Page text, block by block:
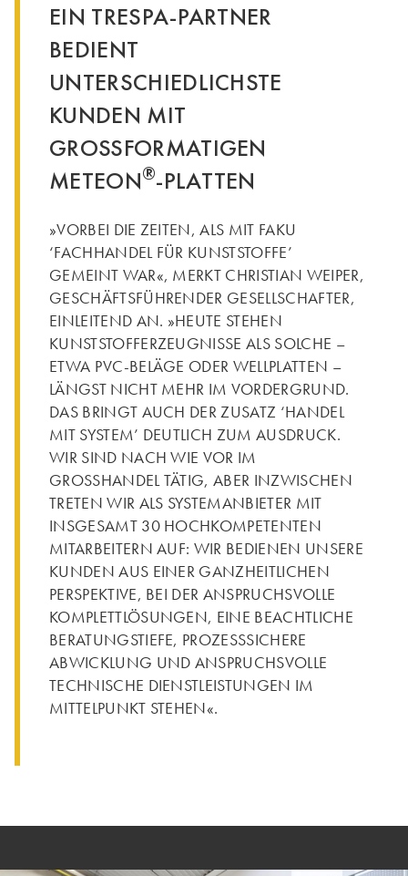
EIN TRESPA-PARTNER
BEDIENT
UNTERSCHIEDLICHSTE
KUNDEN MIT
GROSSFORMATIGEN
METEON®-PLATTEN
»VORBEI DIE ZEITEN, ALS MIT FAKU
‘FACHHANDEL FÜR KUNSTSTOFFE’
GEMEINT WAR«, MERKT CHRISTIAN WEIPER,
GESCHÄFTSFÜHRENDER GESELLSCHAFTER,
EINLEITEND AN. »HEUTE STEHEN
KUNSTSTOFFERZEUGNISSE ALS SOLCHE –
ETWA PVC-BELÄGE ODER WELLPLATTEN –
LÄNGST NICHT MEHR IM VORDERGRUND.
DAS BRINGT AUCH DER ZUSATZ ‘HANDEL
MIT SYSTEM’ DEUTLICH ZUM AUSDRUCK.
WIR SIND NACH WIE VOR IM
GROSSHANDEL TÄTIG, ABER INZWISCHEN
TRETEN WIR ALS SYSTEMANBIETER MIT
INSGESAMT 30 HOCHKOMPETENTEN
MITARBEITERN AUF: WIR BEDIENEN UNSERE
KUNDEN AUS EINER GANZHEITLICHEN
PERSPEKTIVE, BEI DER ANSPRUCHSVOLLE
KOMPLETTLÖSUNGEN, EINE BEACHTLICHE
BERATUNGSTIEFE, PROZESSSICHERE
ABWICKLUNG UND ANSPRUCHSVOLLE
TECHNISCHE DIENSTLEISTUNGEN IM
MITTELPUNKT STEHEN«.